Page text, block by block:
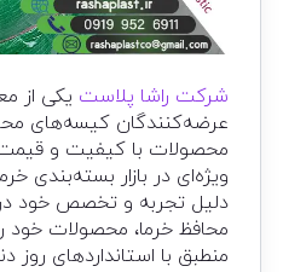
شرکت راشا پلاست یکی از
عرضه‌کنندگان کیسه‌های
محصولات با کیفیت و قیمت
ویژه‌ای در بازار بسته‌بندی
دلیل تجربه و تخصص خود
محافظ خرما، محصولات خود
منطبق با استانداردهای روز